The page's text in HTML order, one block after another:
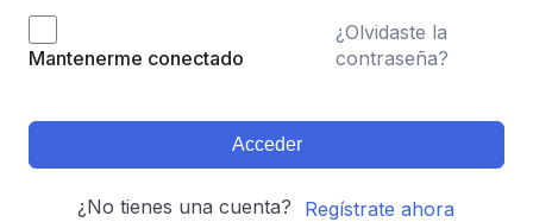
Mantenerme conectado
¿Olvidaste la
contraseña?
Acceder
¿No tienes una cuenta? Regístrate ahora